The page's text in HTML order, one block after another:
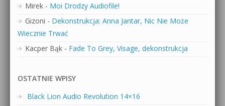
Mirek - Moi Drodzy Audiofile!
Gizoni - Dekonstrukcja: Anna Jantar, Nic Nie Może
Wiecznie Trwać
Kacper Bąk - Fade To Grey, Visage, dekonstrukcja
OSTATNIE WPISY
Black Lion Audio Revolution 14×16